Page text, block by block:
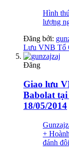
Hình
lượng
Đăng bởi:
Lưu VNB Tổ
Đăng
Giao lưu
Babolat
18/05/2014
+
đánh